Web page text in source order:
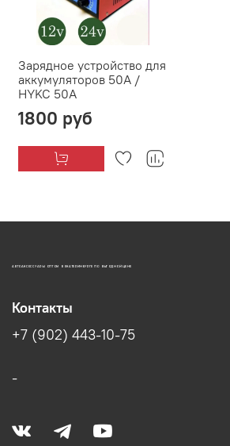
Зарядное устройство для
аккумуляторов 50А /
HYKC 50А
1800 руб
АВТОАКСЕССУАРЫ ОПТОМ В ЕКАТЕРИНБУРГЕ ПО ВЫГОДНОЙ ЦЕНЕ
Контакты
+7 (902) 443-10-75
-